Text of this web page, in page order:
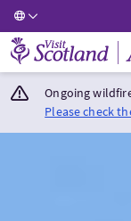
Visit Scotland Home
Ongoing
Please check